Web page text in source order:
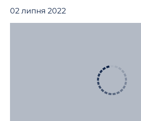
02 липня 2022